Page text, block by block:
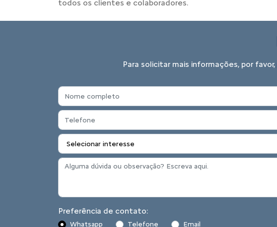
todos os clientes e colaboradores.
Para solicitar mais informações, por
Preferência de contato:
Whatsapp Telefone Email